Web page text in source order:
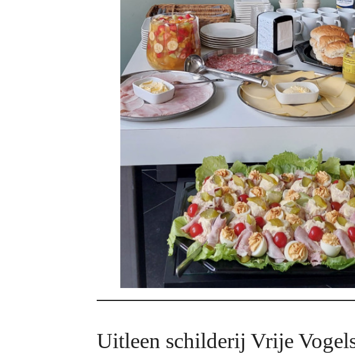
Uitleen schilderij Vrije